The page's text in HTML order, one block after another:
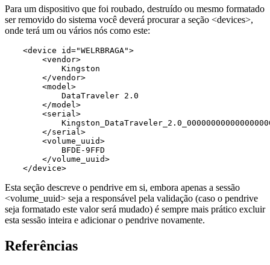
Para um dispositivo que foi roubado, destruído ou mesmo formatado
ser removido do sistema você deverá procurar a seção <devices>,
onde terá um ou vários nós como este:
<device id="WELRBRAGA">
<vendor>
Kingston
</vendor>
<model>
DataTraveler 2.0
</model>
<serial>
</serial>
<volume_uuid>
BFDE-9FFD
</volume_uuid>
</device>
Esta seção descreve o pendrive em si, embora apenas a sessão
<volume_uuid> seja a responsável pela validação (caso o pendrive
seja formatado este valor será mudado) é sempre mais prático excluir
esta sessão inteira e adicionar o pendrive novamente.
Referências